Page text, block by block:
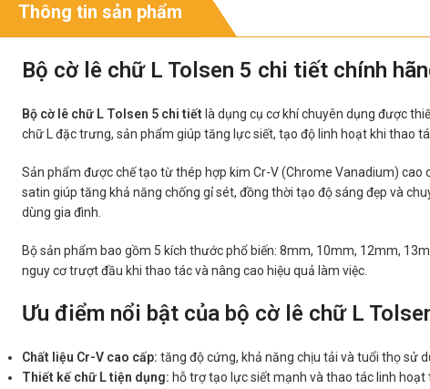
Thông tin sản phẩm
Bộ cờ lê chữ L Tolsen 5 chi tiết chính
Bộ cờ lê chữ L Tolsen 5 chi tiết là dụng cụ cơ khí chuyên dụng được
chữ L đặc trưng, sản phẩm giúp tăng lực siết, tạo độ linh hoạt khi thao
Sản phẩm được chế tạo từ thép hợp kim Cr-V (Chrome Vanadium)
satin giúp tăng khả năng chống gỉ sét, đồng thời tạo độ sáng đẹp và
dùng gia đình.
Bộ sản phẩm bao gồm 5 kích thước phổ biến: 8mm, 10mm, 12mm,
nguy cơ trượt đầu khi thao tác và nâng cao hiệu quả làm việc.
Ưu điểm nổi bật của bộ cờ lê chữ L
Chất liệu Cr-V cao cấp: tăng độ cứng, khả năng chịu tải và tuổi thọ sử
Thiết kế chữ L tiện dụng: hỗ trợ tạo lực siết mạnh và thao tác linh hoạt